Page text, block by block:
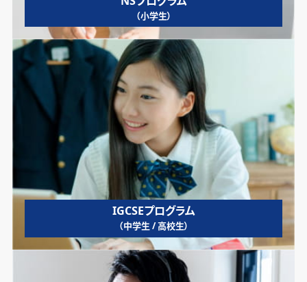
（小学生）
IGCSEプログラム
（中学生 / 高校生）